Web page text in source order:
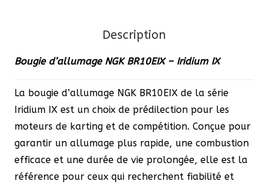
Description
Bougie d’allumage NGK BR10EIX – Iridium IX
La bougie d’allumage NGK BR10EIX de la série
Iridium IX est un choix de prédilection pour les
moteurs de karting et de compétition. Conçue pour
garantir un allumage plus rapide, une combustion
efficace et une durée de vie prolongée, elle est la
référence pour ceux qui recherchent fiabilité et